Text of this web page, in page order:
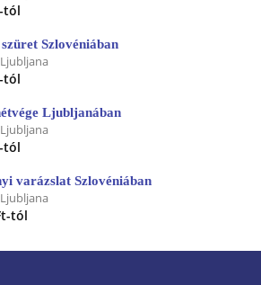
tól
Szlovéniában
tól
Ljubljanában
tól
varázslat Szlovéniában
tól